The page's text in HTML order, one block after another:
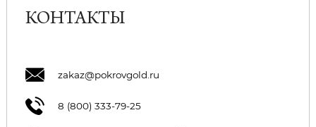
КОНТАКТЫ
zakaz@pokrovgold.ru
8 (800) 333-79-25